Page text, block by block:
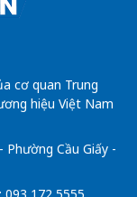
cơ quan Trung
hiệu Việt Nam
Cầu Giấy -
093 172 5555